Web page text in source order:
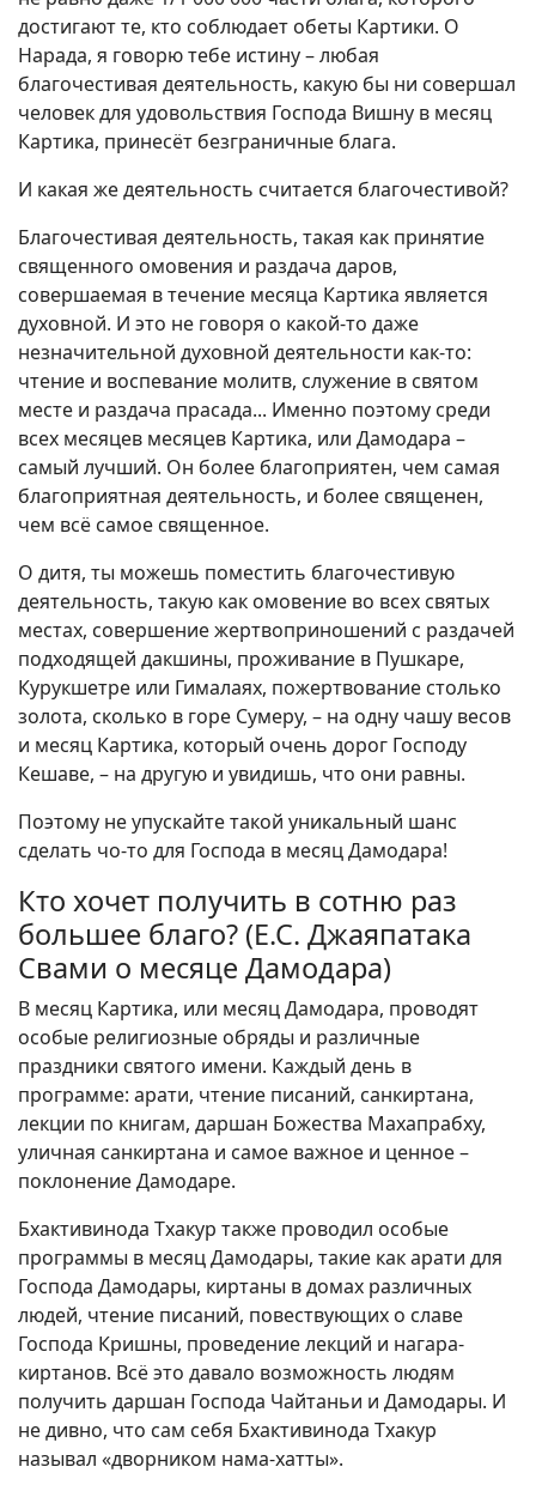
достигают те, кто соблюдает обеты Картики. О
Нарада, я говорю тебе истину – любая
благочестивая деятельность, какую бы ни совершал
человек для удовольствия Господа Вишну в месяц
Картика, принесёт безграничные блага.
И какая же деятельность считается благочестивой?
Благочестивая деятельность, такая как принятие
священного омовения и раздача даров,
совершаемая в течение месяца Картика является
духовной. И это не говоря о какой-то даже
незначительной духовной деятельности как-то:
чтение и воспевание молитв, служение в святом
месте и раздача прасада... Именно поэтому среди
всех месяцев месяцев Картика, или Дамодара –
самый лучший. Он более благоприятен, чем самая
благоприятная деятельность, и более священен,
чем всё самое священное.
О дитя, ты можешь поместить благочестивую
деятельность, такую как омовение во всех святых
местах, совершение жертвоприношений с раздачей
подходящей дакшины, проживание в Пушкаре,
Курукшетре или Гималаях, пожертвование столько
золота, сколько в горе Сумеру, – на одну чашу весов
и месяц Картика, который очень дорог Господу
Кешаве, – на другую и увидишь, что они равны.
Поэтому не упускайте такой уникальный шанс
сделать чо-то для Господа в месяц Дамодара!
Кто хочет получить в сотню раз
большее благо? (Е.С. Джаяпатака
Свами о месяце Дамодара)
В месяц Картика, или месяц Дамодара, проводят
особые религиозные обряды и различные
праздники святого имени. Каждый день в
программе: арати, чтение писаний, санкиртана,
лекции по книгам, даршан Божества Махапрабху,
уличная санкиртана и самое важное и ценное –
поклонение Дамодаре.
Бхактивинода Тхакур также проводил особые
программы в месяц Дамодары, такие как арати для
Господа Дамодары, киртаны в домах различных
людей, чтение писаний, повествующих о славе
Господа Кришны, проведение лекций и нагара-
киртанов. Всё это давало возможность людям
получить даршан Господа Чайтаньи и Дамодары. И
не дивно, что сам себя Бхактивинода Тхакур
называл «дворником нама-хатты».